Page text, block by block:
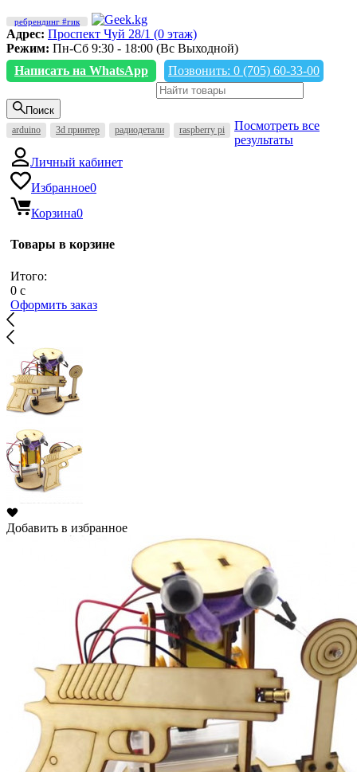
ребрендинг #гик
Адрес: Проспект Чуй 28/1 (0 этаж)
Режим: Пн-Сб 9:30 - 18:00 (Вс Выходной)
Написать на WhatsApp
Позвонить: 0 (705) 60-33-00
Поиск
arduino 3d принтер радиодетали raspberry pi
Посмотреть все
результаты
Личный кабинет
Избранное0
Корзина0
Товары в корзине
Итого:
0 c
Оформить заказ
Добавить в избранное